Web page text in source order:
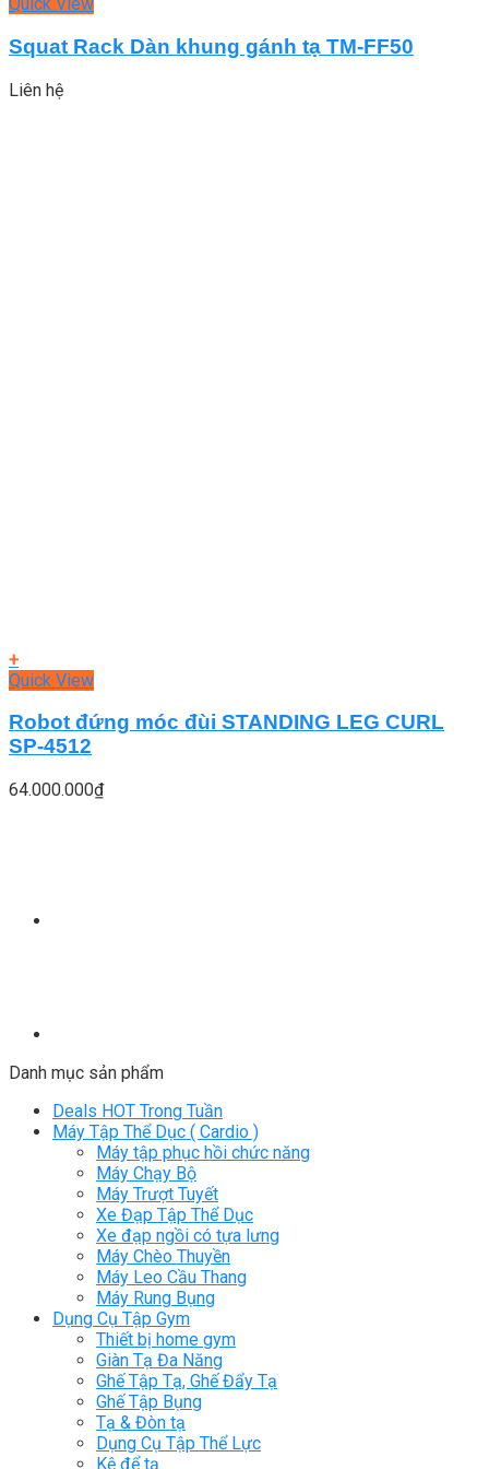
Squat Rack Dàn khung gánh tạ TM-FF50
Liên hệ
+
Quick View
Robot đứng móc đùi STANDING LEG CURL
SP-4512
64.000.000₫
Danh mục sản phẩm
Deals HOT Trong Tuần
Máy Tập Thể Dục ( Cardio )
Máy tập phục hồi chức năng
Máy Chạy Bộ
Máy Trượt Tuyết
Xe Đạp Tập Thể Dục
Xe đạp ngồi có tựa lưng
Máy Chèo Thuyền
Máy Leo Cầu Thang
Máy Rung Bụng
Dụng Cụ Tập Gym
Thiết bị home gym
Giàn Tạ Đa Năng
Ghế Tập Tạ, Ghế Đẩy Tạ
Ghế Tập Bụng
Tạ & Đòn tạ
Dụng Cụ Tập Thể Lực
Kệ để tạ